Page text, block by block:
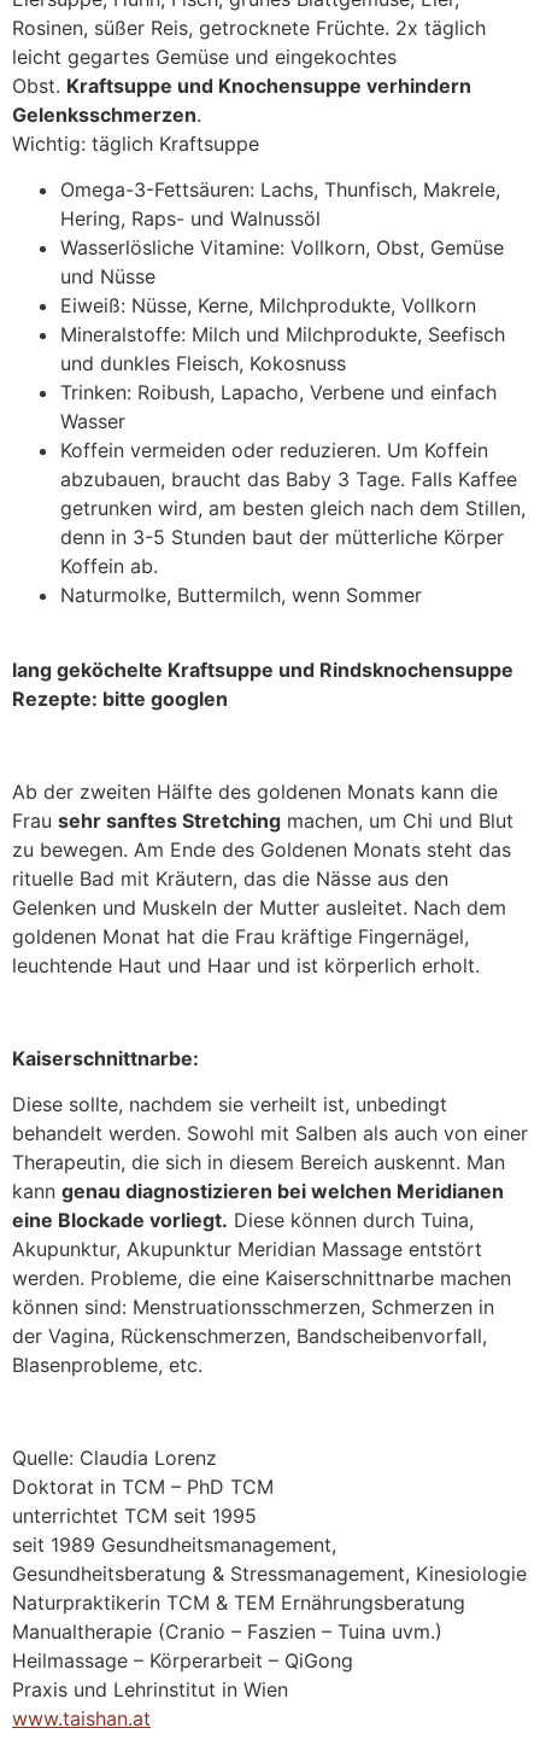
Rosinen, süßer Reis, getrocknete Früchte. 2x täglich
leicht gegartes Gemüse und eingekochtes
Obst. Kraftsuppe und Knochensuppe verhindern
Gelenksschmerzen.
Wichtig: täglich Kraftsuppe
Omega-3-Fettsäuren: Lachs, Thunfisch, Makrele,
Hering, Raps- und Walnussöl
Wasserlösliche Vitamine: Vollkorn, Obst, Gemüse
und Nüsse
Eiweiß: Nüsse, Kerne, Milchprodukte, Vollkorn
Mineralstoffe: Milch und Milchprodukte, Seefisch
und dunkles Fleisch, Kokosnuss
Trinken: Roibush, Lapacho, Verbene und einfach
Wasser
Koffein vermeiden oder reduzieren. Um Koffein
abzubauen, braucht das Baby 3 Tage. Falls Kaffee
getrunken wird, am besten gleich nach dem Stillen,
denn in 3-5 Stunden baut der mütterliche Körper
Koffein ab.
Naturmolke, Buttermilch, wenn Sommer
lang geköchelte Kraftsuppe und Rindsknochensuppe
Rezepte: bitte googlen
Ab der zweiten Hälfte des goldenen Monats kann die
Frau sehr sanftes Stretching machen, um Chi und Blut
zu bewegen. Am Ende des Goldenen Monats steht das
rituelle Bad mit Kräutern, das die Nässe aus den
Gelenken und Muskeln der Mutter ausleitet. Nach dem
goldenen Monat hat die Frau kräftige Fingernägel,
leuchtende Haut und Haar und ist körperlich erholt.
Kaiserschnittnarbe:
Diese sollte, nachdem sie verheilt ist, unbedingt
behandelt werden. Sowohl mit Salben als auch von einer
Therapeutin, die sich in diesem Bereich auskennt. Man
kann genau diagnostizieren bei welchen Meridianen
eine Blockade vorliegt. Diese können durch Tuina,
Akupunktur, Akupunktur Meridian Massage entstört
werden. Probleme, die eine Kaiserschnittnarbe machen
können sind: Menstruationsschmerzen, Schmerzen in
der Vagina, Rückenschmerzen, Bandscheibenvorfall,
Blasenprobleme, etc.
Quelle: Claudia Lorenz
Doktorat in TCM – PhD TCM
unterrichtet TCM seit 1995
seit 1989 Gesundheitsmanagement,
Gesundheitsberatung & Stressmanagement, Kinesiologie
Naturpraktikerin TCM & TEM Ernährungsberatung
Manualtherapie (Cranio – Faszien – Tuina uvm.)
Heilmassage – Körperarbeit – QiGong
Praxis und Lehrinstitut in Wien
www.taishan.at